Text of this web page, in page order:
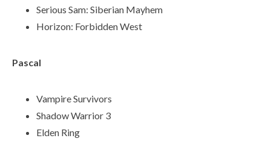
Serious Sam: Siberian Mayhem
Horizon: Forbidden West
Pascal
Vampire Survivors
Shadow Warrior 3
Elden Ring